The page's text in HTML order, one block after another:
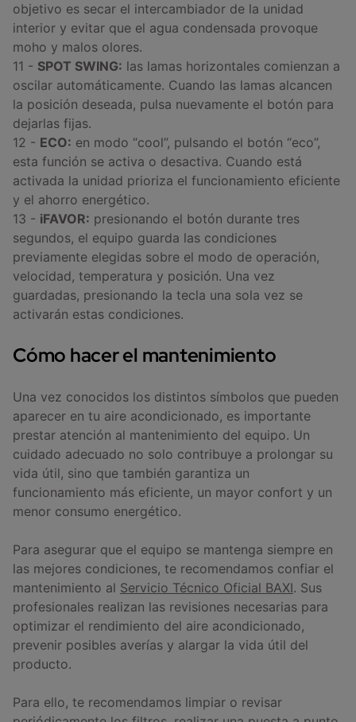
objetivo es secar el intercambiador de la unidad
interior y evitar que el agua condensada provoque
moho y malos olores.
11 - SPOT SWING: las lamas horizontales comienzan a
oscilar automáticamente. Cuando las lamas alcancen
la posición deseada, pulsa nuevamente el botón para
dejarlas fijas.
12 - ECO: en modo “cool”, pulsando el botón “eco”,
esta función se activa o desactiva. Cuando está
activada la unidad prioriza el funcionamiento eficiente
y el ahorro energético.
13 - iFAVOR: presionando el botón durante tres
segundos, el equipo guarda las condiciones
previamente elegidas sobre el modo de operación,
velocidad, temperatura y posición. Una vez
guardadas, presionando la tecla una sola vez se
activarán estas condiciones.
Cómo hacer el mantenimiento
Una vez conocidos los distintos símbolos que pueden
aparecer en tu aire acondicionado, es importante
prestar atención al mantenimiento del equipo. Un
cuidado adecuado no solo contribuye a prolongar su
vida útil, sino que también garantiza un
funcionamiento más eficiente, un mayor confort y un
menor consumo energético.
Para asegurar que el equipo se mantenga siempre en
las mejores condiciones, te recomendamos confiar el
mantenimiento al Servicio Técnico Oficial BAXI. Sus
profesionales realizan las revisiones necesarias para
optimizar el rendimiento del aire acondicionado,
prevenir posibles averías y alargar la vida útil del
producto.
Para ello, te recomendamos limpiar o revisar